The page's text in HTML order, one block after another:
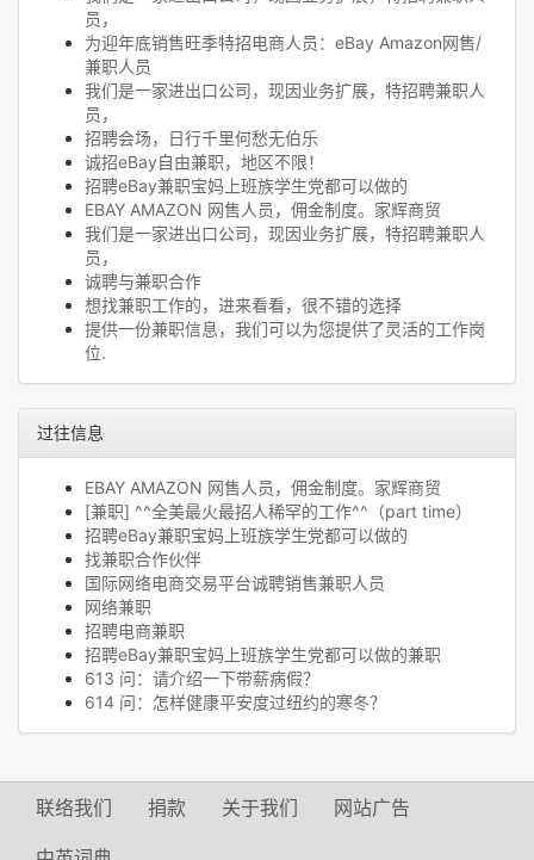
员，
为迎年底销售旺季特招电商人员：eBay Amazon网售/
兼职人员
我们是一家进出口公司，现因业务扩展，特招聘兼职人
员，
招聘会场，日行千里何愁无伯乐
诚招eBay自由兼职，地区不限！
招聘eBay兼职宝妈上班族学生党都可以做的
EBAY AMAZON 网售人员，佣金制度。家辉商贸
我们是一家进出口公司，现因业务扩展，特招聘兼职人
员，
诚聘与兼职合作
想找兼职工作的，进来看看，很不错的选择
提供一份兼职信息，我们可以为您提供了灵活的工作岗
位.
过往信息
EBAY AMAZON 网售人员，佣金制度。家辉商贸
[兼职] ^^全美最火最招人稀罕的工作^^（part time）
招聘eBay兼职宝妈上班族学生党都可以做的
找兼职合作伙伴
国际网络电商交易平台诚聘销售兼职人员
网络兼职
招聘电商兼职
招聘eBay兼职宝妈上班族学生党都可以做的兼职
613 问：请介绍一下带薪病假？
614 问：怎样健康平安度过纽约的寒冬？
联络我们 捐款 关于我们 网站广告